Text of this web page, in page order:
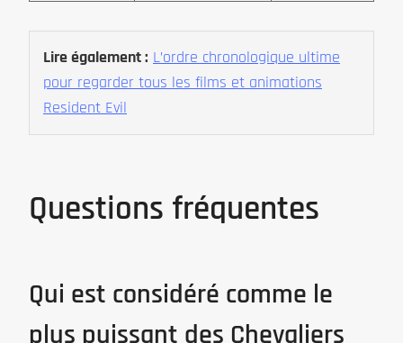
Lire également : L’ordre chronologique ultime
pour regarder tous les films et animations
Resident Evil
Questions fréquentes
Qui est considéré comme le
plus puissant des Chevaliers